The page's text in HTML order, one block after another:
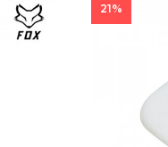
21%